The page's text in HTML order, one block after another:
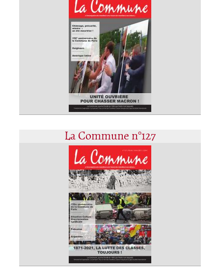
La Commune n°127